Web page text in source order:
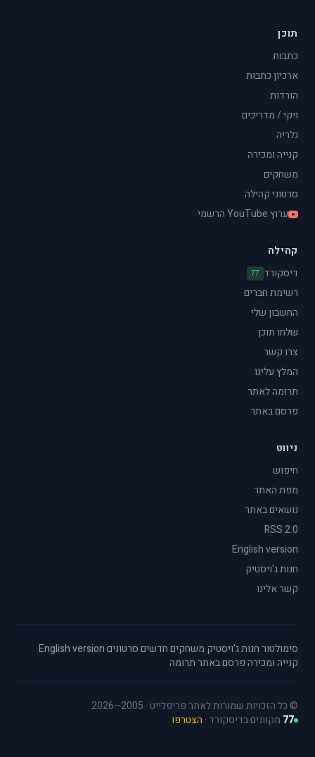
תוכן
כתבות
ארכיון כתבות
הורדות
ויקי / מדריכים
גלריה
קנייה ומכירה
משחקים
סרטוני קהילה
ערוץ YouTube הרשמי
קהילה
דיסקורד 77
רשימת חברים
החשבון שלי
שלחו תוכן
צרו קשר
המלץ עלינו
תרומה לאתר
פרסם באתר
ניווט
חיפוש
מפת האתר
נושאים באתר
RSS 2.0
English version
חנות ג'ויסטיק
קשר אלינו
סימולטור·חנות ג'ויסטיק·משחקים חדשים·סרטונים·
English version
·
קנייה ומכירה·פרסם באתר·תרומה
© כל הזכויות שמורות לאתר פריפלייט · 2005–2026
77 מקוונים בדיסקורד · הצטרפו